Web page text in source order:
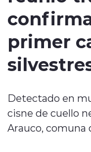
modo
primer
Detectado en
cisne de cuello
Arauco,